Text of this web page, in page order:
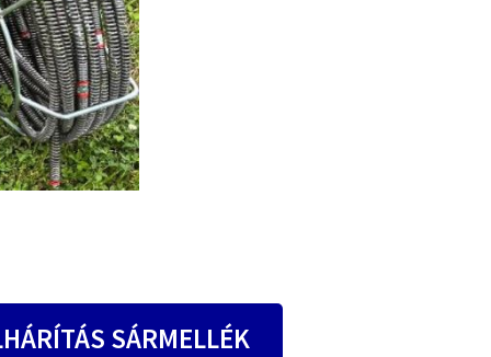
SÁRMELLÉK